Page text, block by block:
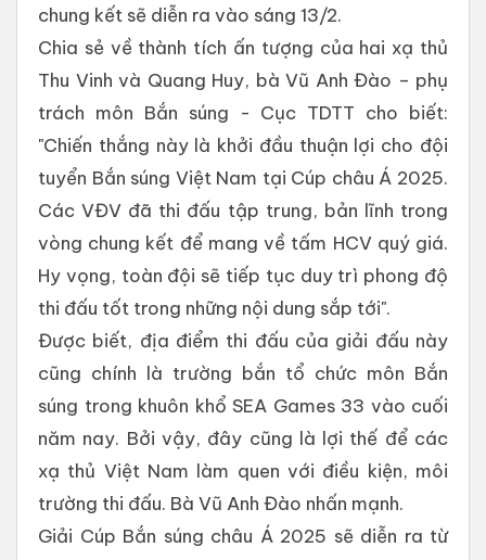
chung kết sẽ diễn ra vào sáng 13/2.
Chia sẻ về thành tích ấn tượng của hai xạ thủ
Thu Vinh và Quang Huy, bà Vũ Anh Đào – phụ
trách môn Bắn súng - Cục TDTT cho biết:
"Chiến thắng này là khởi đầu thuận lợi cho đội
tuyển Bắn súng Việt Nam tại Cúp châu Á 2025.
Các VĐV đã thi đấu tập trung, bản lĩnh trong
vòng chung kết để mang về tấm HCV quý giá.
Hy vọng, toàn đội sẽ tiếp tục duy trì phong độ
thi đấu tốt trong những nội dung sắp tới".
Được biết, địa điểm thi đấu của giải đấu này
cũng chính là trường bắn tổ chức môn Bắn
súng trong khuôn khổ SEA Games 33 vào cuối
năm nay. Bởi vậy, đây cũng là lợi thế để các
xạ thủ Việt Nam làm quen với điều kiện, môi
trường thi đấu. Bà Vũ Anh Đào nhấn mạnh.
Giải Cúp Bắn súng châu Á 2025 sẽ diễn ra từ